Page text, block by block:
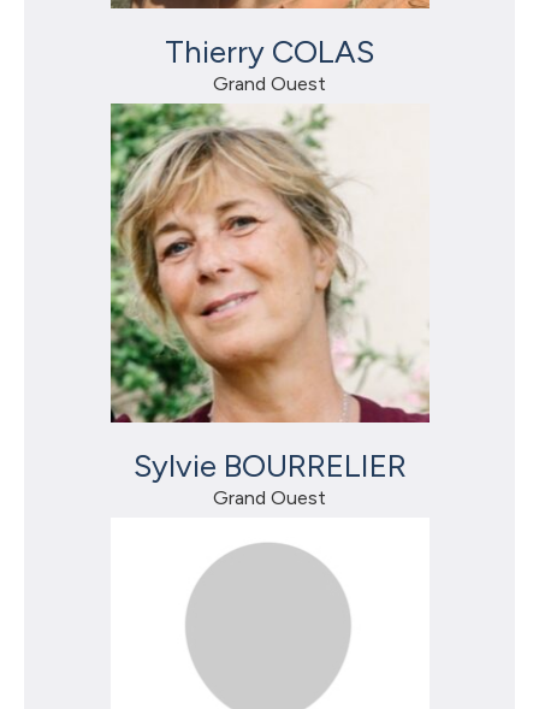
Thierry COLAS
Grand Ouest
Sylvie BOURRELIER
Grand Ouest